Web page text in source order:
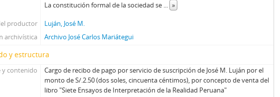
La constitución formal de la sociedad se ... »
productor
Luján, José M.
archivística
Archivo José Carlos Mariátegui
y estructura
y contenido
Cargo de recibo de pago por servicio de suscripción de José M. Luján por el
monto de S/.2.50 (dos soles, cincuenta céntimos), por concepto de venta del
libro "Siete Ensayos de Interpretación de la Realidad Peruana"